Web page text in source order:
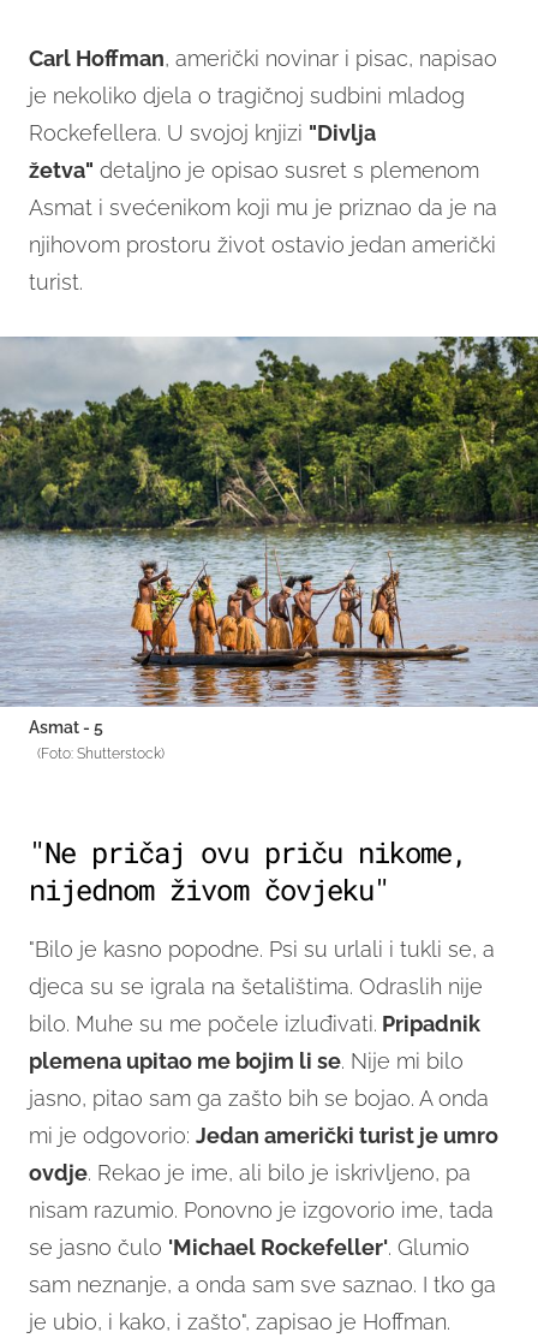
Carl Hoffman, američki novinar i pisac, napisao
je nekoliko djela o tragičnoj sudbini mladog
Rockefellera. U svojoj knjizi "Divlja
žetva" detaljno je opisao susret s plemenom
Asmat i svećenikom koji mu je priznao da je na
njihovom prostoru život ostavio jedan američki
turist.
Asmat - 5
(Foto: Shutterstock)
"Ne pričaj ovu priču nikome,
nijednom živom čovjeku"
"Bilo je kasno popodne. Psi su urlali i tukli se, a
djeca su se igrala na šetalištima. Odraslih nije
bilo. Muhe su me počele izluđivati. Pripadnik
plemena upitao me bojim li se. Nije mi bilo
jasno, pitao sam ga zašto bih se bojao. A onda
mi je odgovorio: Jedan američki turist je umro
ovdje. Rekao je ime, ali bilo je iskrivljeno, pa
nisam razumio. Ponovno je izgovorio ime, tada
se jasno čulo 'Michael Rockefeller'. Glumio
sam neznanje, a onda sam sve saznao. I tko ga
je ubio, i kako, i zašto", zapisao je Hoffman.